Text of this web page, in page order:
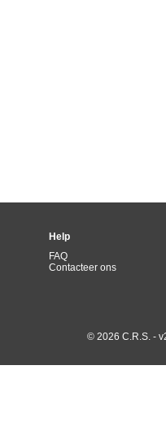
Help
FAQ
Contacteer ons
© 2026 C.R.S. -